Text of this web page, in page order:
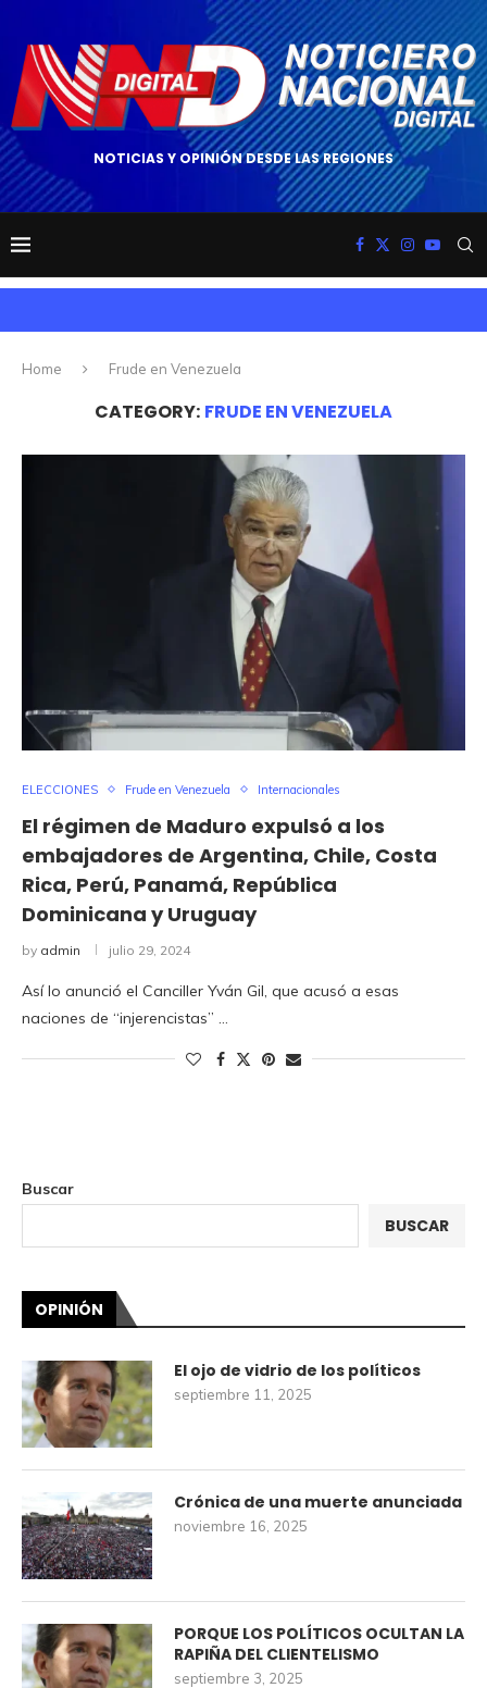
NOTICIAS Y OPINIÓN DESDE LAS REGIONES
Home Frude en Venezuela
CATEGORY: FRUDE EN VENEZUELA
ELECCIONES Frude en Venezuela Internacionales
El régimen de Maduro expulsó a los
embajadores de Argentina, Chile, Costa
Rica, Perú, Panamá, República
Dominicana y Uruguay
by admin julio 29, 2024
Así lo anunció el Canciller Yván Gil, que acusó a esas
naciones de “injerencistas” …
Buscar
BUSCAR
OPINIÓN
El ojo de vidrio de los políticos
septiembre 11, 2025
Crónica de una muerte anunciada
noviembre 16, 2025
PORQUE LOS POLÍTICOS OCULTAN LA
RAPIÑA DEL CLIENTELISMO
septiembre 3, 2025